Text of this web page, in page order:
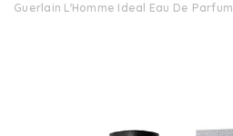
Guerlain L'Homme Ideal Eau De Parfum